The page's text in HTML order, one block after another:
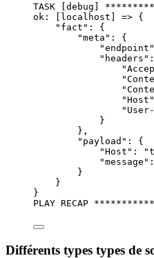
TASK [debug]
ok:
[localhost] => {
"fact" :
{
"meta" :
{
"endpoint"
"headers" :
"Host"
}
},
"payload" :
{
"Host" : "
"message" :
}
}
}
PLAY RECAP
Différents types types de